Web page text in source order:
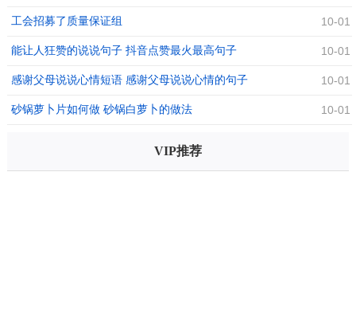
工会招募了质量保证组 10-01
能让人狂赞的说说句子 抖音点赞最火最高句子 10-01
感谢父母说说心情短语 感谢父母说说心情的句子 10-01
砂锅萝卜片如何做 砂锅白萝卜的做法 10-01
VIP推荐